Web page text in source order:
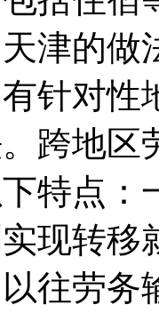
津的做
针对性
跨地区
特点：
现转移
往劳务